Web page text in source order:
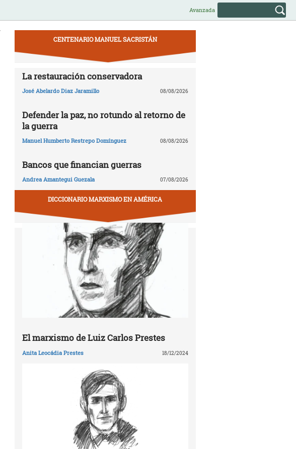
Avanzada
CENTENARIO MANUEL SACRISTÁN
La restauración conservadora
José Abelardo Diaz Jaramillo 08/08/2026
Defender la paz, no rotundo al retorno de
la guerra
Manuel Humberto Restrepo Domínguez 08/08/2026
Bancos que financian guerras
Andrea Amantegui Guezala 07/08/2026
DICCIONARIO MARXISMO EN AMÉRICA
El marxismo de Luiz Carlos Prestes
Anita Leocádia Prestes 18/12/2024